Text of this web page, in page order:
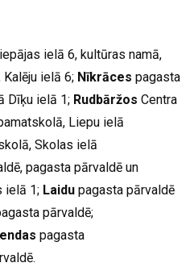
ielā 6, kultūras namā,
ielā 6; Nīkrāces pagasta
Dīķu ielā 1; Rudbāržos Centra
Liepu ielā
Skolas ielā
pagasta pārvaldē un
ielā 1; Laidu pagasta pārvaldē
pārvaldē;
pagasta